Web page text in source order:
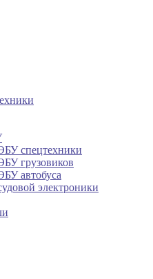
спецтехники
грузовиков
автобуса
электроники